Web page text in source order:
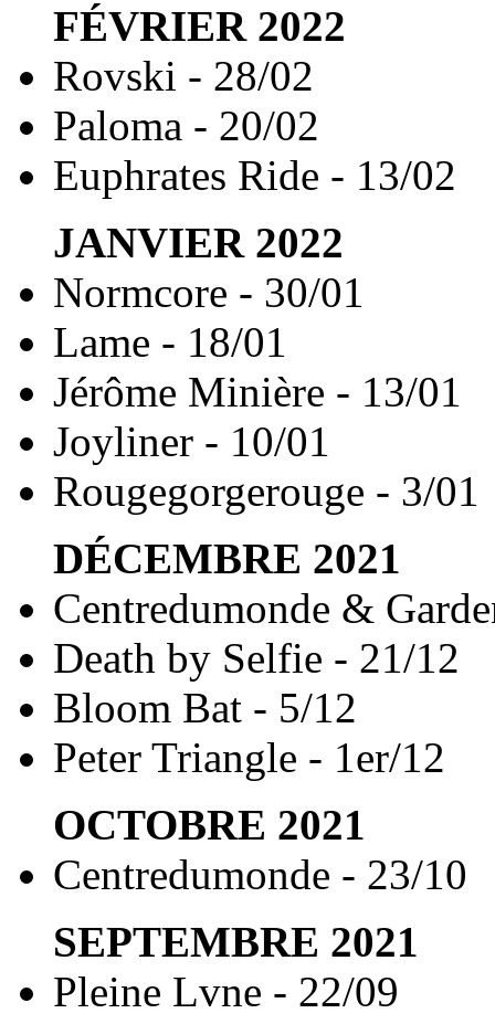
FÉVRIER2022
Rovski - 28/02
Paloma - 20/02
Euphrates Ride - 13/02
JANVIER2022
Normcore - 30/01
Lame - 18/01
Jérôme Minière - 13/01
Joyliner - 10/01
Rougegorgerouge - 3/01
DÉCEMBRE 2021
Centredumonde &
Death by Selfie - 21/12
Bloom Bat - 5/12
Peter Triangle - 1er/12
OCTOBRE 2021
Centredumonde - 23/10
SEPTEMBRE 2021
Pleine Lvne - 22/09